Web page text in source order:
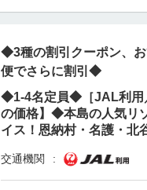
◆3種の割引クーポン、
便でさらに割引◆
◆1-4名定員◆［JAL利用
の価格】◆本島の人気リ
イス！恩納村・名護・北
交通機関